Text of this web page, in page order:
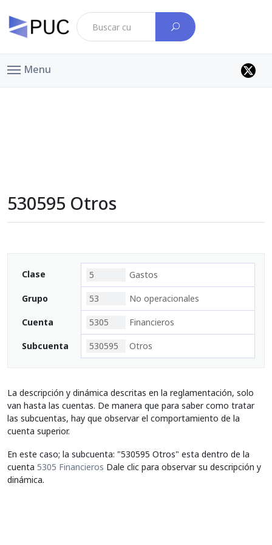
Menu
530595 Otros
Clase 5 Gastos
Grupo 53 No operacionales
Cuenta 5305 Financieros
Subcuenta 530595 Otros
La descripción y dinámica descritas en la reglamentación, solo
van hasta las cuentas. De manera que para saber como tratar
las subcuentas, hay que observar el comportamiento de la
cuenta superior.
En este caso; la subcuenta: "530595 Otros" esta dentro de la
cuenta 5305 Financieros Dale clic para observar su descripción y
dinámica.